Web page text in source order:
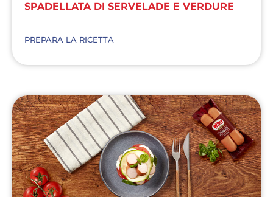
SPADELLATA DI SERVELADE E VERDURE
PREPARA LA RICETTA